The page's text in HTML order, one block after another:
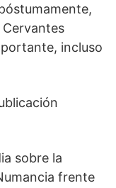
incluso
sobre la
frente